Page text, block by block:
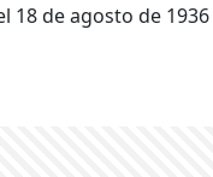
18 de agosto de